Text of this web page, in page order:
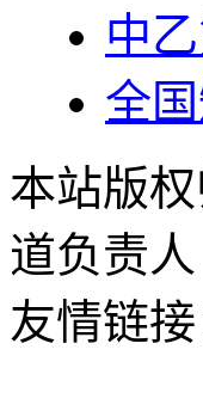
中
全
本站版
道负责
友情链接